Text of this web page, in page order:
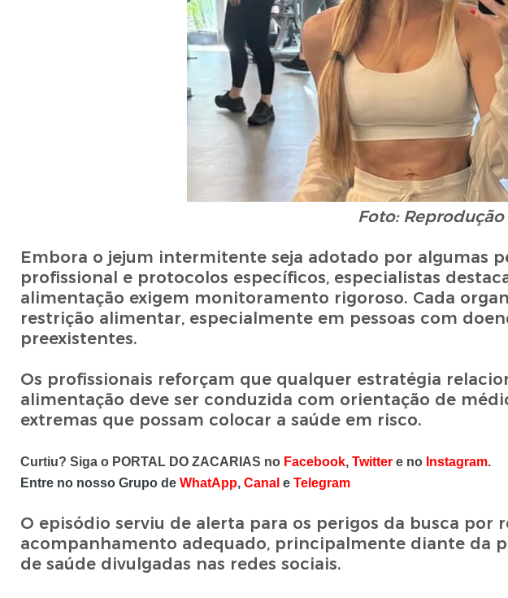
Foto: Reprodução
Embora o jejum intermitente seja adotado por algumas
profissional e protocolos específicos, especialistas
alimentação exigem monitoramento rigoroso. Cada
restrição alimentar, especialmente em pessoas com
preexistentes.
Os profissionais reforçam que qualquer estratégia
alimentação deve ser conduzida com orientação de
extremas que possam colocar a saúde em risco.
Curtiu? Siga o PORTAL DO ZACARIAS no Facebook, Twittere no Instagram.
Entre no nosso Grupo de WhatApp, Canal e Telegram
O episódio serviu de alerta para os perigos da busca por
acompanhamento adequado, principalmente diante da
de saúde divulgadas nas redes sociais.